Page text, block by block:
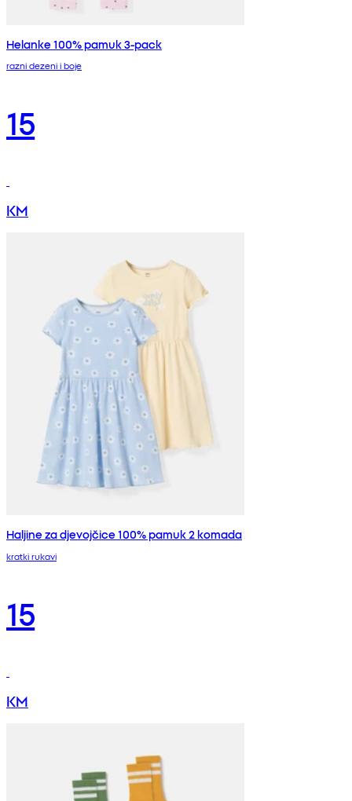
Helanke 100% pamuk 3-pack
razni dezeni i boje
15
KM
Haljine za djevojčice 100% pamuk 2 komada
kratki rukavi
15
KM